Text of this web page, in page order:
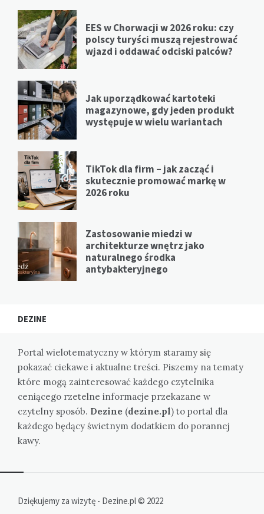
EES w Chorwacji w 2026 roku: czy
polscy turyści muszą rejestrować
wjazd i oddawać odciski palców?
Jak uporządkować kartoteki
magazynowe, gdy jeden produkt
występuje w wielu wariantach
TikTok dla firm – jak zacząć i
skutecznie promować markę w
2026 roku
Zastosowanie miedzi w
architekturze wnętrz jako
naturalnego środka
antybakteryjnego
DEZINE
Portal wielotematyczny w którym staramy się
pokazać ciekawe i aktualne treści. Piszemy na tematy
które mogą zainteresować każdego czytelnika
ceniącego rzetelne informacje przekazane w
czytelny sposób. Dezine (dezine.pl) to portal dla
każdego będący świetnym dodatkiem do porannej
kawy.
Dziękujemy za wizytę - Dezine.pl © 2022